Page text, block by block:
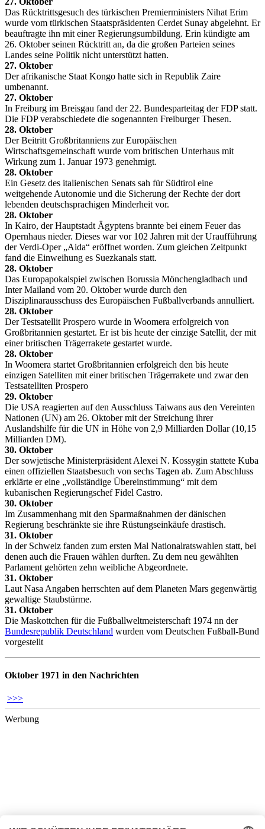
Das Rücktrittsgesuch des türkischen Premierministers Nihat Erim
wurde vom türkischen Staatspräsidenten Cerdet Sunay abgelehnt. Er
beauftragte ihn mit einer Regierungsumbildung. Erin kündigte am
26. Oktober seinen Rücktritt an, da die großen Parteien seines
Landes seine Politik nicht unterstützt hatten.
27. Oktober
Der afrikanische Staat Kongo hatte sich in Republik Zaire
umbenannt.
27. Oktober
In Freiburg im Breisgau fand der 22. Bundesparteitag der FDP statt.
Die FDP verabschiedete die sogenannten Freiburger Thesen.
28. Oktober
Der Beitritt Großbritanniens zur Europäischen
Wirtschaftsgemeinschaft wurde vom britischen Unterhaus mit
Wirkung zum 1. Januar 1973 genehmigt.
28. Oktober
Ein Gesetz des italienischen Senats sah für Südtirol eine
weitgehende Autonomie und die Sicherung der Rechte der dort
lebenden deutschsprachigen Minderheit vor.
28. Oktober
In Kairo, der Hauptstadt Ägyptens brannte bei einem Feuer das
Opernhaus nieder. Dieses war vor 102 Jahren mit der Uraufführung
der Verdi-Oper „Aida“ eröffnet worden. Zum gleichen Zeitpunkt
fand die Einweihung es Suezkanals statt.
28. Oktober
Das Europapokalspiel zwischen Borussia Mönchengladbach und
Inter Mailand vom 20. Oktober wurde durch den
Disziplinarausschuss des Europäischen Fußballverbands annulliert.
28. Oktober
Der Testsatellit Prospero wurde in Woomera erfolgreich von
Großbritannien gestartet. Er ist bis heute der einzige Satellit, der mit
einer britischen Trägerrakete gestartet wurde.
28. Oktober
In Woomera startet Großbritannien erfolgreich den bis heute
einzigen Satelliten mit einer britischen Trägerrakete und zwar den
Testsatelliten Prospero
29. Oktober
Die USA reagierten auf den Ausschluss Taiwans aus den Vereinten
Nationen (UN) am 26. Oktober mit der Streichung ihrer
Auslandshilfe für die UN in Höhe von 2,9 Milliarden Dollar (10,15
Milliarden DM).
30. Oktober
Der sowjetische Ministerpräsident Alexei N. Kossygin stattete Kuba
einen offiziellen Staatsbesuch von sechs Tagen ab. Zum Abschluss
erklärte er eine „vollständige Übereinstimmung“ mit dem
kubanischen Regierungschef Fidel Castro.
30. Oktober
Im Zusammenhang mit den Sparmaßnahmen der dänischen
Regierung beschränkte sie ihre Rüstungseinkäufe drastisch.
31. Oktober
In der Schweiz fanden zum ersten Mal Nationalratswahlen statt, bei
denen auch die Frauen wählen durften. Zu dem neu gewählten
Parlament gehörten zehn weibliche Abgeordnete.
31. Oktober
Laut Nasa Angaben herrschten auf dem Planeten Mars gegenwärtig
gewaltige Staubstürme.
31. Oktober
Die Maskottchen für die Fußballweltmeisterschaft 1974 nn der
Bundesrepublik Deutschland wurden vom Deutschen Fußball-Bund
vorgestellt
Oktober 1971 in den Nachrichten
>>>
Werbung